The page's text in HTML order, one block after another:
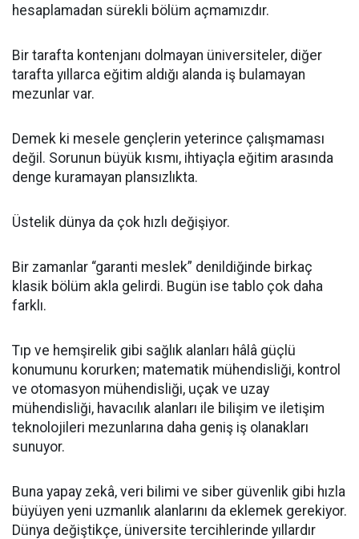
hesaplamadan sürekli bölüm açmamızdır.
Bir tarafta kontenjanı dolmayan üniversiteler, diğer
tarafta yıllarca eğitim aldığı alanda iş bulamayan
mezunlar var.
Demek ki mesele gençlerin yeterince çalışmaması
değil. Sorunun büyük kısmı, ihtiyaçla eğitim arasında
denge kuramayan plansızlıkta.
Üstelik dünya da çok hızlı değişiyor.
Bir zamanlar “garanti meslek” denildiğinde birkaç
klasik bölüm akla gelirdi. Bugün ise tablo çok daha
farklı.
Tıp ve hemşirelik gibi sağlık alanları hâlâ güçlü
konumunu korurken; matematik mühendisliği, kontrol
ve otomasyon mühendisliği, uçak ve uzay
mühendisliği, havacılık alanları ile bilişim ve iletişim
teknolojileri mezunlarına daha geniş iş olanakları
sunuyor.
Buna yapay zekâ, veri bilimi ve siber güvenlik gibi hızla
büyüyen yeni uzmanlık alanlarını da eklemek gerekiyor.
Dünya değiştikçe, üniversite tercihlerinde yıllardır